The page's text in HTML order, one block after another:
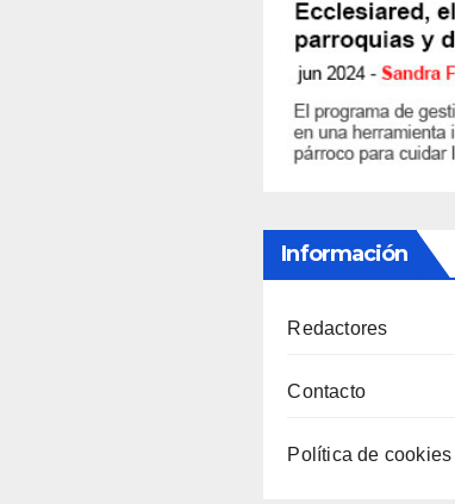
Información
Redactores
Contacto
Política de cookies